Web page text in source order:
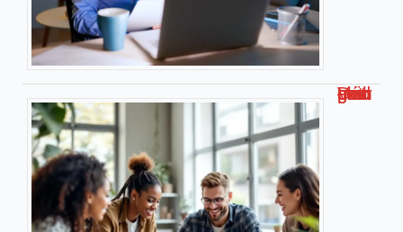
Découvrez malgrim com : Votre guide complet